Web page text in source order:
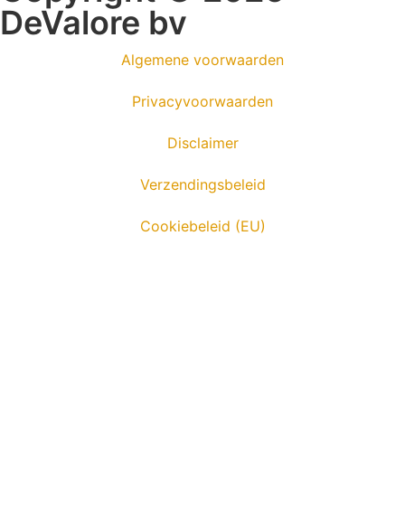
DeValore bv
Algemene voorwaarden
Privacyvoorwaarden
Disclaimer
Verzendingsbeleid
Cookiebeleid (EU)